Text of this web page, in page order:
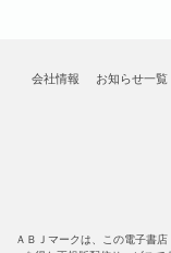
会社情報 お知らせ一覧
ＡＢＪマークは、この電子書